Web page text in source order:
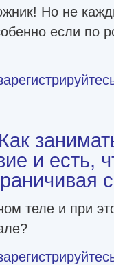
Но не
если по
Методика интуитивной
и есть,
теле и при
чтобы получать